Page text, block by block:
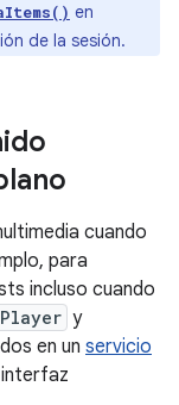
en
de la sesión.
cuando
para
incluso cuando
Player y
en un servicio